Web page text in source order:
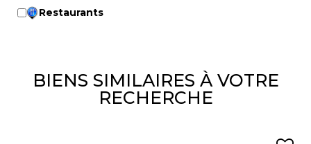
Restaurants
BIENS SIMILAIRES À VOTRE
RECHERCHE